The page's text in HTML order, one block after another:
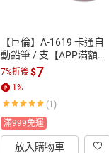
【巨倫】A-1619 卡通自
動鉛筆 / 支【APP滿額下
單10%點數(單一帳號最
高1500點)】8/31止
7%折後$7
1%
(1)
滿999免運
放入購物車